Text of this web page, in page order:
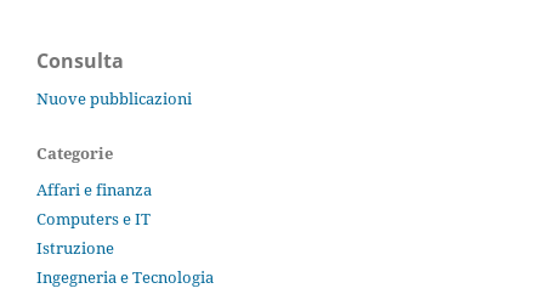
Consulta
Nuove pubblicazioni
Categorie
Affari e finanza
Computers e IT
Istruzione
Ingegneria e Tecnologia